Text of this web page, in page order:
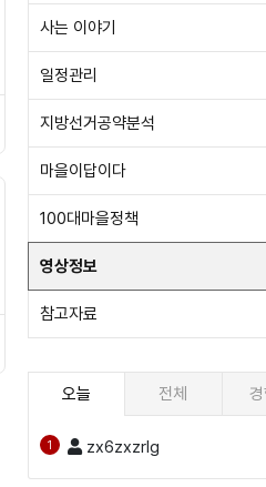
사는 이야기
일정관리
지방선거공약분석
마을이답이다
100대마을정책
영상정보
참고자료
오늘 전체 경
1 zx6zxzrlg